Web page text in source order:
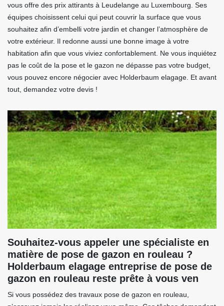
vous offre des prix attirants à Leudelange au Luxembourg. Ses
équipes choisissent celui qui peut couvrir la surface que vous
souhaitez afin d’embelli votre jardin et changer l’atmosphère de
votre extérieur. Il redonne aussi une bonne image à votre
habitation afin que vous viviez confortablement. Ne vous inquiétez
pas le coût de la pose et le gazon ne dépasse pas votre budget,
vous pouvez encore négocier avec Holderbaum elagage. Et avant
tout, demandez votre devis !
Souhaitez-vous appeler une spécialiste en
matière de pose de gazon en rouleau ?
Holderbaum elagage entreprise de pose de
gazon en rouleau reste prête à vous ven
Si vous possédez des travaux pose de gazon en rouleau,